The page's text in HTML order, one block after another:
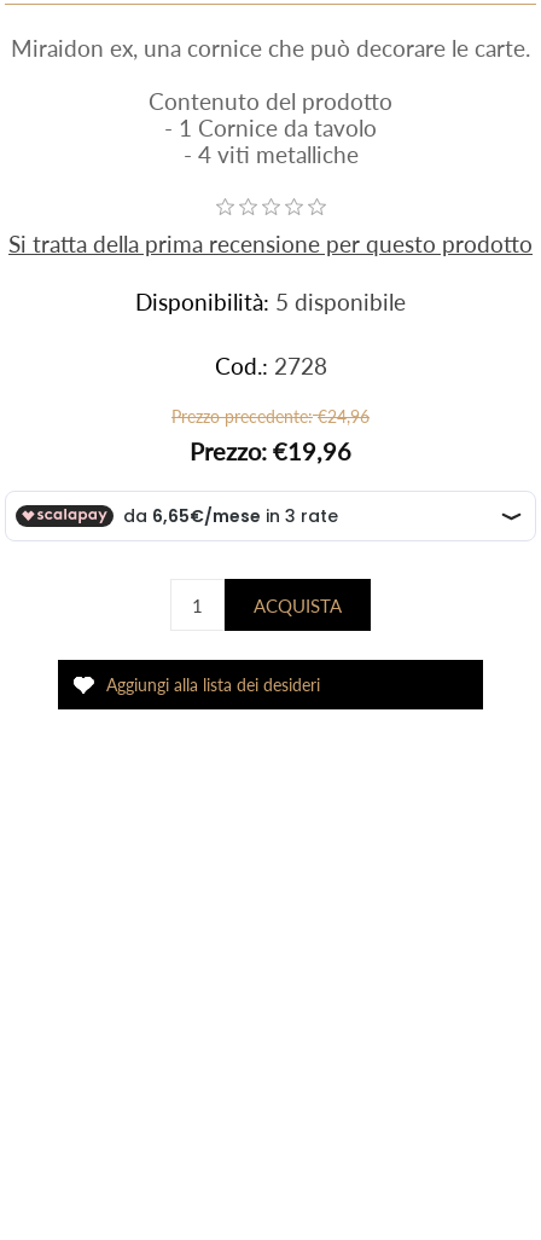
Miraidon ex, una cornice che può decorare le carte.
Contenuto del prodotto
- 1 Cornice da tavolo
- 4 viti metalliche
Si tratta della prima recensione per questo prodotto
Disponibilità: 5 disponibile
Cod.: 2728
Prezzo precedente: €24,96
Prezzo: €19,96